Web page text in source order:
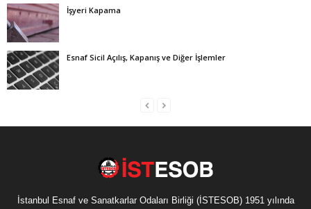
İşyeri Kapama
Esnaf Sicil Açılış, Kapanış ve Diğer İşlemler
İstanbul Esnaf ve Sanatkarlar Odaları Birliği (İSTESOB) 1951 yılında